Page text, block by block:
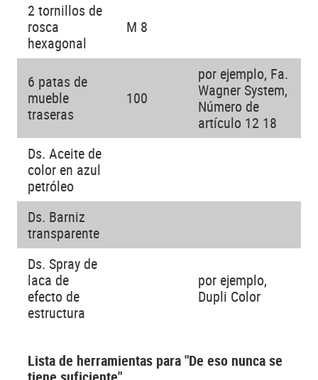
2 tornillos de
rosca
hexagonal
M 8
6 patas de
mueble
traseras
100
por ejemplo, Fa.
Wagner System,
Número de
artículo 12 18
Ds. Aceite de
color en azul
petróleo
Ds. Barniz
transparente
Ds. Spray de
laca de
efecto de
estructura
por ejemplo,
Dupli Color
Lista de herramientas para "De eso nunca se